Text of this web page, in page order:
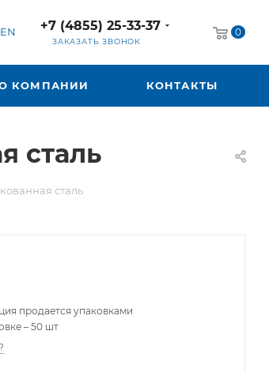
EN +7 (4855) 25-33-37
ЗАКАЗАТЬ ЗВОНОК
0
КОМПАНИИ КОНТАКТЫ
сталь
сталь
продается упаковками
– 50 шт